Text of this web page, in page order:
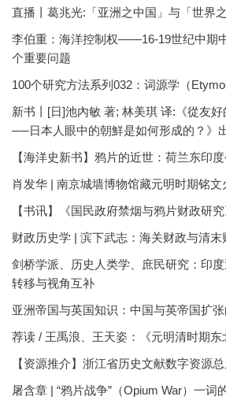
直播丨葛兆光:「亚洲之中国」与「世界
李伯重：海洋控制权——16-19世纪中期
个重要问题
100个研究方法系列032：词源学（
新书丨[日]池內敏 著; 林美琪 译:《從友
──日本人眼中的朝鮮是如何形成的？》
【海洋史新书】鸦片的近世：荷兰东印
肖发华 | 南京城墙博物馆藏元明时期铭文
【书讯】《国民政府禁烟与鸦片财政研
财政历史学 | 滨下武志：海关财政与清
剑桥学派、历史人类学、庶民研究：印
转移与视角互补
亚洲帝国与英国知识：中国与英帝国扩
荐读 / 王禹浪、王天姿：《元明清时期东
【资源推介】浙江省历史文献数字资源
屠含章 | “鸦片战争”（Opium War）一